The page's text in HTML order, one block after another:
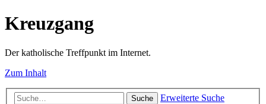
Kreuzgang
Der katholische Treffpunkt im Internet.
Zum Inhalt
Suche Erweiterte Suche